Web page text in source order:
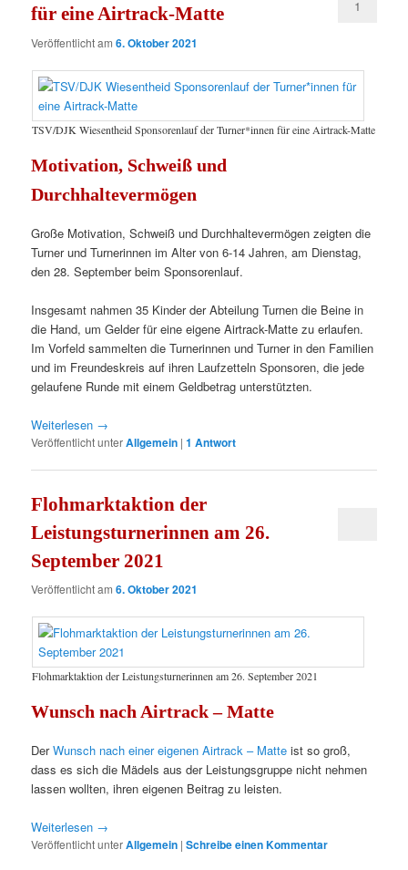
für eine Airtrack-Matte
Veröffentlicht am6. Oktober 2021
1
TSV/DJK Wiesentheid Sponsorenlauf der Turner*innen für eine Airtrack-Matte
Motivation, Schweiß und
Durchhaltevermögen
Große Motivation, Schweiß und Durchhaltevermögen zeigten die
Turner und Turnerinnen im Alter von 6-14 Jahren, am Dienstag,
den 28. September beim Sponsorenlauf.
Insgesamt nahmen 35 Kinder der Abteilung Turnen die Beine in
die Hand, um Gelder für eine eigene Airtrack-Matte zu erlaufen.
Im Vorfeld sammelten die Turnerinnen und Turner in den Familien
und im Freundeskreis auf ihren Laufzetteln Sponsoren, die jede
gelaufene Runde mit einem Geldbetrag unterstützten.
Weiterlesen →
Veröffentlicht unterAllgemein |1 Antwort
Flohmarktaktion der
Leistungsturnerinnen am 26.
September 2021
Veröffentlicht am6. Oktober 2021
Flohmarktaktion der Leistungsturnerinnen am 26. September 2021
Wunsch nach Airtrack – Matte
DerWunsch nach einer eigenen Airtrack – Matte ist so groß,
dass es sich die Mädels aus der Leistungsgruppe nicht nehmen
lassen wollten, ihren eigenen Beitrag zu leisten.
Weiterlesen →
Veröffentlicht unterAllgemein |Schreibe einen Kommentar